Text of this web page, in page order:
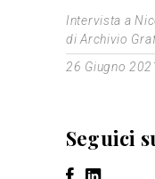
Intervista a
di Archivio
26 Giugno
Seguici